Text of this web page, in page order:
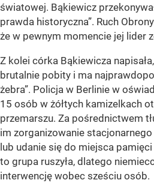
światowej. Bąkiewicz
prawda historyczna”. Ruch
że w pewnym momencie jej lider
Z kolei córka Bąkiewicza
brutalnie pobity i ma
żebra”. Policja w Berlinie w
15 osób w żółtych kamizelkach
przemarszu. Za pośrednictwem
im zorganizowanie
lub udanie się do miejsca
to grupa ruszyła, dlatego
interwencję wobec sześciu osób.